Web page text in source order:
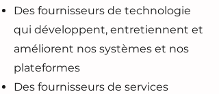
Des fournisseurs de technologie
qui développent, entretiennent et
améliorent nos systèmes et nos
plateformes
Des fournisseurs de services